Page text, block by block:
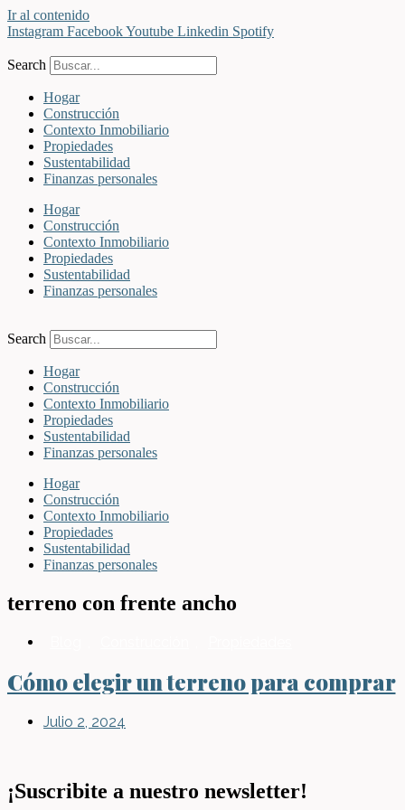
Ir al contenido
Instagram FacebookYoutube Linkedin Spotify
Search
Hogar
Construcción
Contexto Inmobiliario
Propiedades
Sustentabilidad
Finanzas personales
Hogar
Construcción
Contexto Inmobiliario
Propiedades
Sustentabilidad
Finanzas personales
Search
Hogar
Construcción
Contexto Inmobiliario
Propiedades
Sustentabilidad
Finanzas personales
Hogar
Construcción
Contexto Inmobiliario
Propiedades
Sustentabilidad
Finanzas personales
terreno con frente ancho
Cómo elegir un terreno para comprar
Julio 2, 2024
¡Suscribite a nuestro newsletter!